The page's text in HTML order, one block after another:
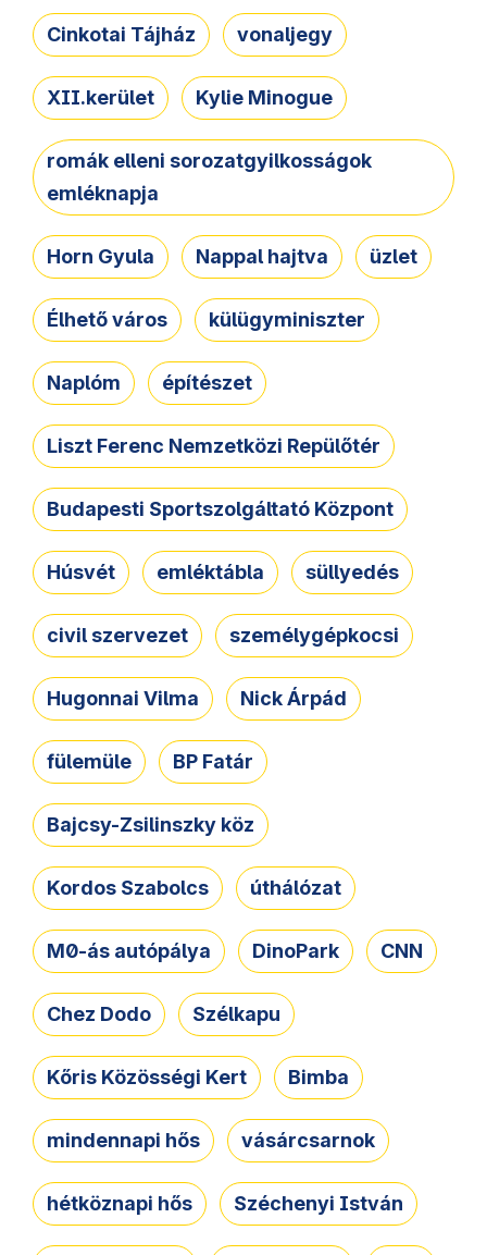
Cinkotai Tájház vonaljegy
XII.kerület Kylie Minogue
romák elleni sorozatgyilkosságok
emléknapja
Horn Gyula Nappal hajtva üzlet
Élhető város külügyminiszter
Naplóm építészet
Liszt Ferenc Nemzetközi Repülőtér
Budapesti Sportszolgáltató Központ
Húsvét emléktábla süllyedés
civil szervezet személygépkocsi
Hugonnai Vilma Nick Árpád
fülemüle BP Fatár
Bajcsy-Zsilinszky köz
Kordos Szabolcs úthálózat
M0-ás autópálya DinoPark CNN
Chez Dodo Szélkapu
Kőris Közösségi Kert Bimba
mindennapi hős vásárcsarnok
hétköznapi hős Széchenyi István